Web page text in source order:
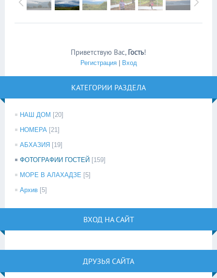
Приветствую Вас, Гость!
Регистрация| Вход
КАТЕГОРИИ РАЗДЕЛА
НАШ ДОМ [20]
НОМЕРА [21]
АБХАЗИЯ [19]
ФОТОГРАФИИ ГОСТЕЙ [159]
МОРЕ В АЛАХАДЗЕ [5]
Архив [5]
ВХОД НА САЙТ
ДРУЗЬЯ САЙТА